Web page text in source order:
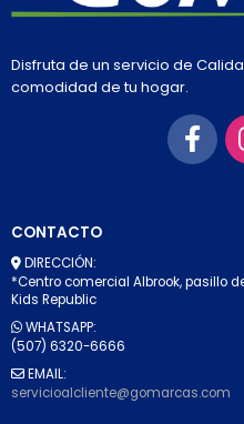
Disfruta de un servicio de
comodidad de tu hogar.
CONTACTO
DIRECCIÓN:
*Centro comercial Albrook, pasillo
Kids Republic
WHATSAPP:
(507) 6320-6666
EMAIL:
servicioalcliente@gomarcas.com